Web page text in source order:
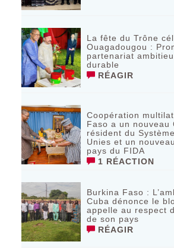
La fête du Trône
Ouagadougou :
partenariat
durable
RÉAGIR
Coopération
Faso a un nouveau
résident du
Unies et un
pays du FIDA
1 RÉACTION
Burkina Faso :
Cuba dénonce le
appelle au respect
de son pays
RÉAGIR